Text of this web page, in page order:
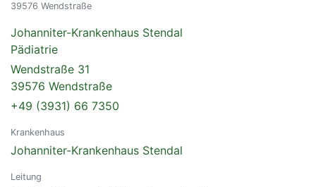
39576 Wendstraße
Johanniter-Krankenhaus Stendal
Pädiatrie
Wendstraße 31
39576 Wendstraße
+49 (3931) 66 7350
Krankenhaus
Johanniter-Krankenhaus Stendal
Leitung